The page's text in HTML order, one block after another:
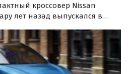
кроссовер Nissan
лет назад выпускался в